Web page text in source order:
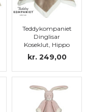
Teddykompaniet
Dinglisar
Koseklut, Hippo
kr. 249,00